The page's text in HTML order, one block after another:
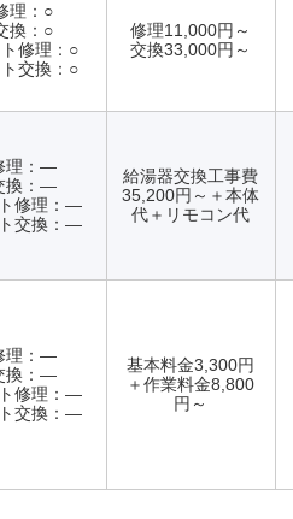
理：○
換：○
修理：○
交換：○
修理11,000円～
交換33,000円～
理：―
換：―
修理：―
交換：―
給湯器交換工事費
35,200円～＋本体
代＋リモコン代
理：―
換：―
修理：―
交換：―
基本料金3,300円
＋作業料金8,800
円～